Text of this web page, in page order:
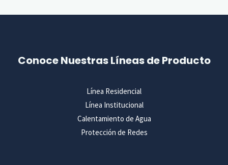
Conoce Nuestras Líneas de Producto
Línea Residencial
Línea Institucional
Calentamiento de Agua
Protección de Redes